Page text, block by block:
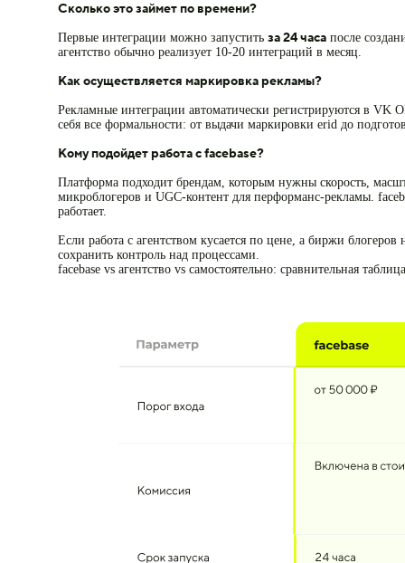
Сколько это займет по времени?
Первые интеграции можно запустить за 24 часа после
агентство обычно реализует 10-20 интеграций в месяц.
Как осуществляется маркировка рекламы?
Рекламные интеграции автоматически регистрируются в
себя все формальности: от выдачи маркировки erid до
Кому подойдет работа с facebase?
Платформа подходит брендам, которым нужны скорость,
микроблогеров и UGC-контент для перформанс-рекламы.
работает.
Если работа с агентством кусается по цене, а биржи
сохранить контроль над процессами.
facebase vs агентство vs самостоятельно: сравнительная